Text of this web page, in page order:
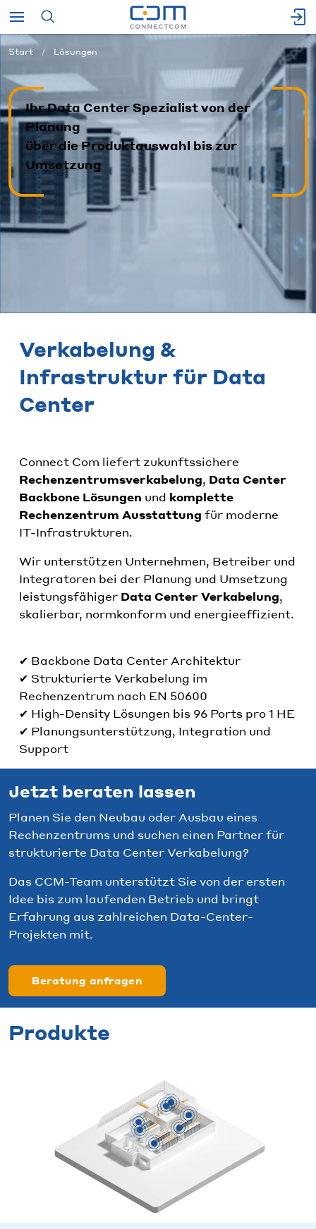
Start Lösungen
Ihr Data Center Spezialist von der
Planung
über die Produktauswahl bis zur
Umsetzung
Verkabelung &
Infrastruktur für Data
Center
Connect Com liefert zukunftssichere
Rechenzentrumsverkabelung, Data Center
Backbone Lösungen und komplette
Rechenzentrum Ausstattung für moderne
IT-Infrastrukturen.
Wir unterstützen Unternehmen, Betreiber und
Integratoren bei der Planung und Umsetzung
leistungsfähiger Data Center Verkabelung,
skalierbar, normkonform und energieeffizient.
✔ Backbone Data Center Architektur
✔ Strukturierte Verkabelung im
Rechenzentrum nach EN 50600
✔ High-Density Lösungen bis 96 Ports pro 1 HE
✔ Planungsunterstützung, Integration und
Support
Jetzt beraten lassen
Planen Sie den Neubau oder Ausbau eines
Rechenzentrums und suchen einen Partner für
strukturierte Data Center Verkabelung?
Das CCM-Team unterstützt Sie von der ersten
Idee bis zum laufenden Betrieb und bringt
Erfahrung aus zahlreichen Data-Center-
Projekten mit.
Beratung anfragen
Produkte